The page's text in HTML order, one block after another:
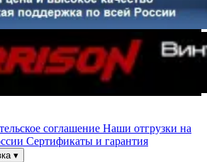
соглашение Наши отгрузки на
Сертификаты и гарантия
▾